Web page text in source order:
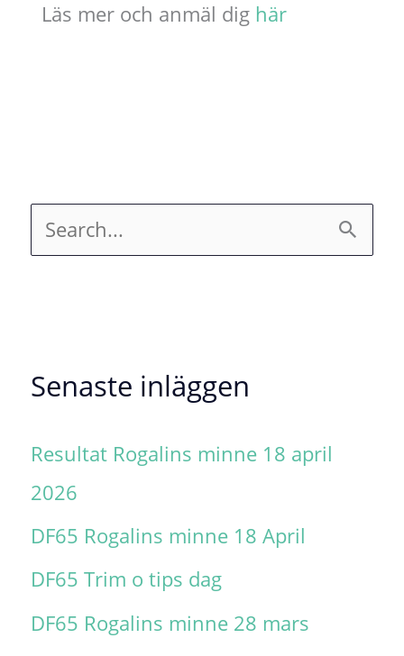
Läs mer och anmäl dig här
ö
f
e
r
:
Senaste inläggen
Resultat Rogalins minne 18 april
2026
DF65 Rogalins minne 18 April
DF65 Trim o tips dag
DF65 Rogalins minne 28 mars